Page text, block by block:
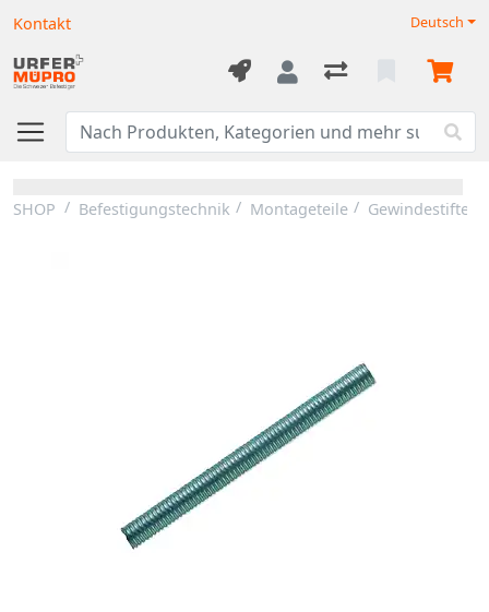
Kontakt Deutsch
SHOP Befestigungstechnik Montageteile Gewindestifte